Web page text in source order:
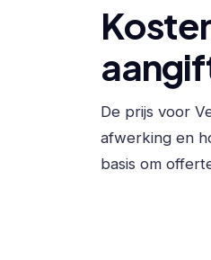
De prijs voor
afwerking en
basis om